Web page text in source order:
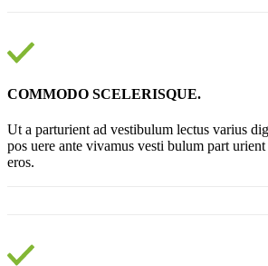
COMMODO SCELERISQUE.
Ut a parturient ad vestibulum lectus varius
pos uere ante vivamus vesti bulum part
eros.